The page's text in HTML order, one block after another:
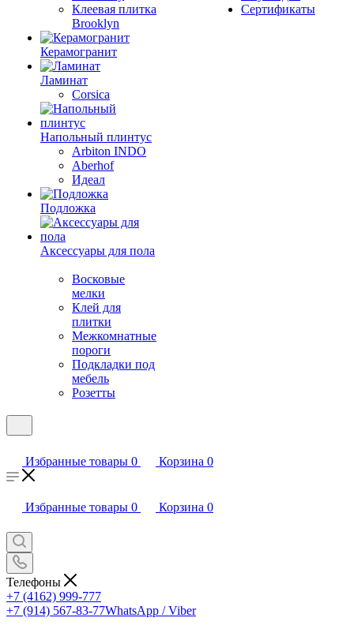
Клеевая плитка
Brooklyn
Керамогранит
Ламинат
Corsica
Напольный плинтус
Arbiton INDO
Aberhof
Идеал
Подложка
Аксессуары для пола
Восковые
мелки
Клей для
плитки
Межкомнатные
пороги
Подкладки под
мебель
Розетты
Сертификаты
Избранные товары 0 Корзина 0
Избранные товары 0 Корзина 0
Телефоны
+7 (4162) 999-777
+7 (914) 567-83-77WhatsApp / Viber